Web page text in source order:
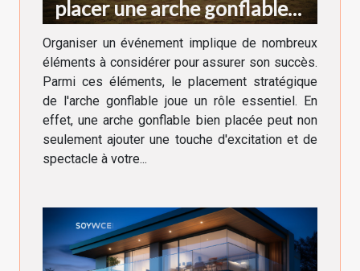
placer une arche gonflable
lors d'un événement
Organiser un événement implique de nombreux
éléments à considérer pour assurer son succès.
Parmi ces éléments, le placement stratégique
de l'arche gonflable joue un rôle essentiel. En
effet, une arche gonflable bien placée peut non
seulement ajouter une touche d'excitation et de
spectacle à votre...